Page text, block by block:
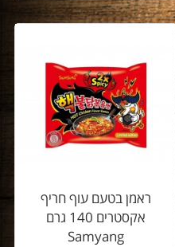
ראמן בטעם עוף חריף
אקסטרים 140 גרם
Samyang